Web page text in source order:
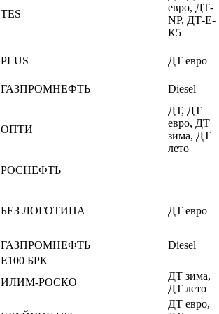
TES
евро, ДТ-
NP, ДТ-Е-
К5
PLUS ДТ евро
ГАЗПРОМНЕФТЬ Diesel
ОПТИ
ДТ, ДТ
евро, ДТ
зима, ДТ
лето
РОСНЕФТЬ
БЕЗ ЛОГОТИПА ДТ евро
ГАЗПРОМНЕФТЬ
Diesel
Е100 БРК
ИЛИМ-РОСКО
ДТ зима,
ДТ лето
ДТ евро,